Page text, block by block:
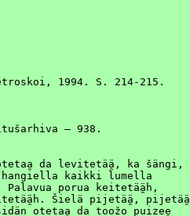
1994. S. 214-215.
– 938.
da levitetää̯, ka šängi,
hangiella kaikki lumella
porua keitetää̯h,
Šielä pijetää̯, pijetää̯
otetaa̯ da toožo puizee̯